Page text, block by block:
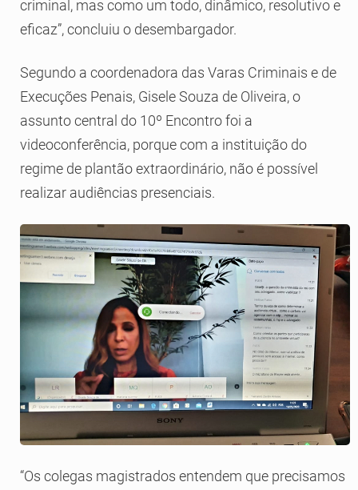
criminal, mas como um todo, dinâmico, resolutivo e
eficaz”, concluiu o desembargador.
Segundo a coordenadora das Varas Criminais e de
Execuções Penais, Gisele Souza de Oliveira, o
assunto central do 10º Encontro foi a
videoconferência, porque com a instituição do
regime de plantão extraordinário, não é possível
realizar audiências presenciais.
“Os colegas magistrados entendem que precisamos